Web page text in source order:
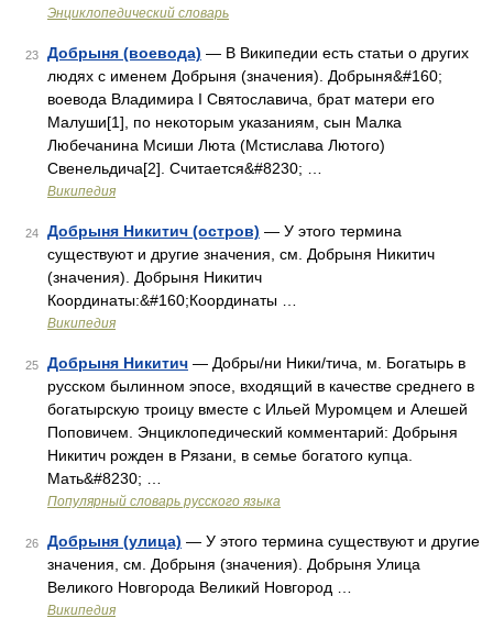
Энциклопедический словарь
23 Добрыня (воевода) — В Википедии есть статьи о других
людях с именем Добрыня (значения). Добрыня&#160;
воевода Владимира I Святославича, брат матери его
Малуши[1], по некоторым указаниям, сын Малка
Любечанина Мсиши Люта (Мстислава Лютого)
Свенельдича[2]. Считается&#8230; …
Википедия
24 Добрыня Никитич (остров) — У этого термина
существуют и другие значения, см. Добрыня Никитич
(значения). Добрыня Никитич
Координаты:&#160;Координаты …
Википедия
25 Добрыня Никитич — Добры/ни Ники/тича, м. Богатырь в
русском былинном эпосе, входящий в качестве среднего в
богатырскую троицу вместе с Ильей Муромцем и Алешей
Поповичем. Энциклопедический комментарий: Добрыня
Никитич рожден в Рязани, в семье богатого купца.
Мать&#8230; …
Популярный словарь русского языка
26 Добрыня (улица) — У этого термина существуют и другие
значения, см. Добрыня (значения). Добрыня Улица
Великого Новгорода Великий Новгород …
Википедия